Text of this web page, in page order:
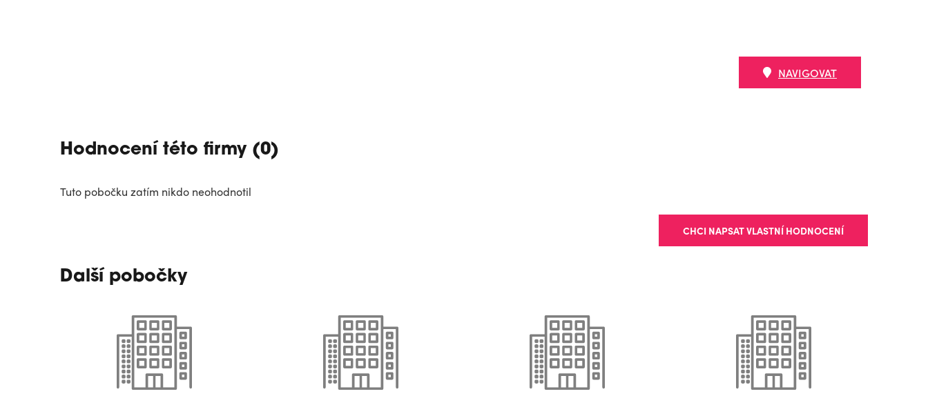
NAVIGOVAT
Hodnocení této firmy (0)
Tuto pobočku zatím nikdo neohodnotil
CHCI NAPSAT VLASTNÍ HODNOCENÍ
Další pobočky